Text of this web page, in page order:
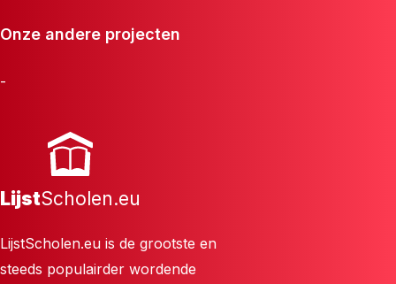
Onze andere projecten
-
LijstScholen.eu
LijstScholen.eu is de grootste en
steeds populairder wordende